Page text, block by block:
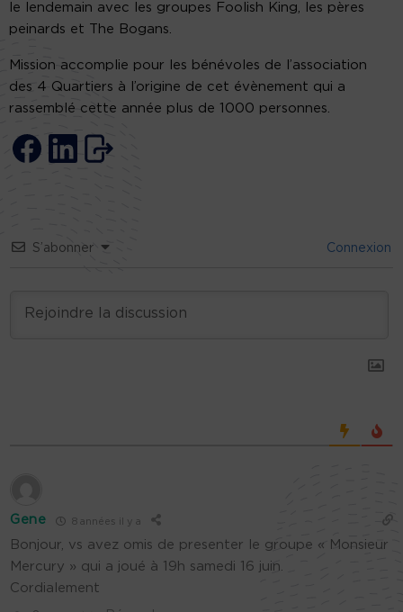
le lendemain avec les groupes Foolish King, les pères
peinards et The Bogans.
Mission accomplie pour les bénévoles de l’association
des 4 Quartiers à l’origine de cet évènement qui a
rassemblé cette année plus de 1000 personnes.
S’abonner Connexion
Gene 8 années il y a
Bonjour, vs avez omis de presenter le groupe « Monsieur
Mercury » qui a joué à 19h samedi 16 juin.
Cordialement